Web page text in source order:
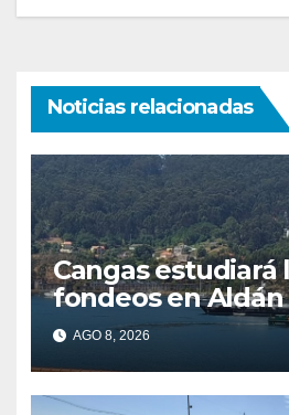
Noticias relacionadas
Cangas estudiará
fondeos en Aldán
últimos episodios
contaminación en
AGO 8, 2026